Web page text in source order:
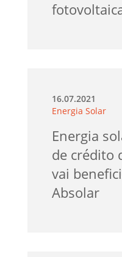
16.07.2021
Energia Solar
Energia
de crédito
vai
Absolar